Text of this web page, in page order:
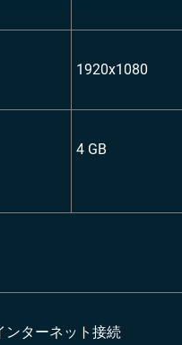
1920x1080
4 GB
ンターネット接続